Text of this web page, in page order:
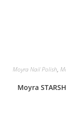
Moyra Nail Polish,
Moyra